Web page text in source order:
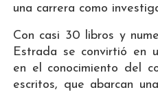
una carrera como
Con casi 30 libros y
Estrada se convirtió en
en el conocimiento del
escritos, que abarcan